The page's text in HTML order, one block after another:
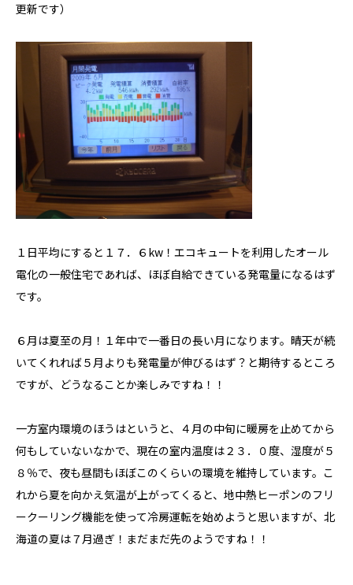
私たちについて
ホクシンの歩み
会社概要
家づくりについて
自然素材の家
職人の技
省エネと性能
更新です）
１日平均にすると１７．６kw！エコキュートを利用したオール
電化の一般住宅であれば、ほぼ自給できている発電量になるはず
です。
６月は夏至の月！１年中で一番日の長い月になります。晴天が続
いてくれれば５月よりも発電量が伸びるはず？と期待するところ
ですが、どうなることか楽しみですね！！
一方室内環境のほうはというと、４月の中旬に暖房を止めてから
何もしていないなかで、現在の室内温度は２３．０度、湿度が５
８％で、夜も昼間もほぼこのくらいの環境を維持しています。こ
れから夏を向かえ気温が上がってくると、地中熱ヒーポンのフリ
ークーリング機能を使って冷房運転を始めようと思いますが、北
海道の夏は７月過ぎ！まだまだ先のようですね！！